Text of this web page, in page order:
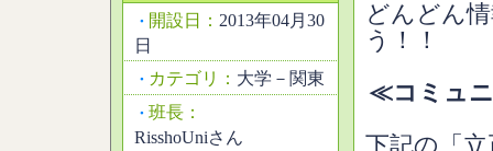
・ 開設日： 2013年04月30
日
・ カテゴリ： 大学－関東
・ 班長：
RisshoUniさん
どんどん
う！！
≪コミュ
下記の「